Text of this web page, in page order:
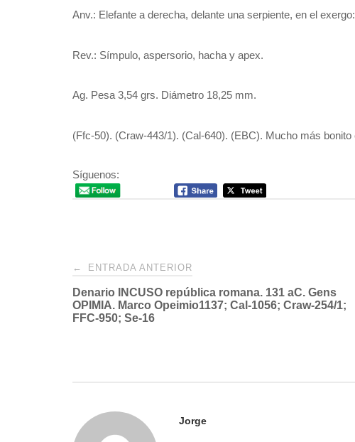
Anv.: Elefante a derecha, delante una serpiente, en el
Rev.: Símpulo, aspersorio, hacha y apex.
Ag. Pesa 3,54 grs. Diámetro 18,25 mm.
(Ffc-50). (Craw-443/1). (Cal-640). (EBC). Mucho más
Síguenos:
Navegación
de
← ENTRADA ANTERIOR
Denario INCUSO república romana. 131 aC. Gens
OPIMIA. Marco Opeimio1137; Cal-1056; Craw-254/1;
FFC-950; Se-16
Jorge